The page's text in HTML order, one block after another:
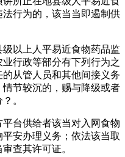
行为的，该当当即遏制供
以上人平易近食物药品监
行政等部分有下列行为之
从管人员和其他间接义务
节较沉的，赐与降级或者
。
台供给者该当对入网食物
安办理义务；依法该当取
查其许可证。